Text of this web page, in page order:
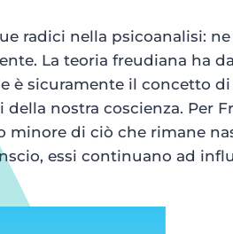
radici nella psicoanalisi:
La teoria freudiana ha
è sicuramente il concetto di
nostra coscienza. Per
minore di ciò che rimane
essi continuano ad